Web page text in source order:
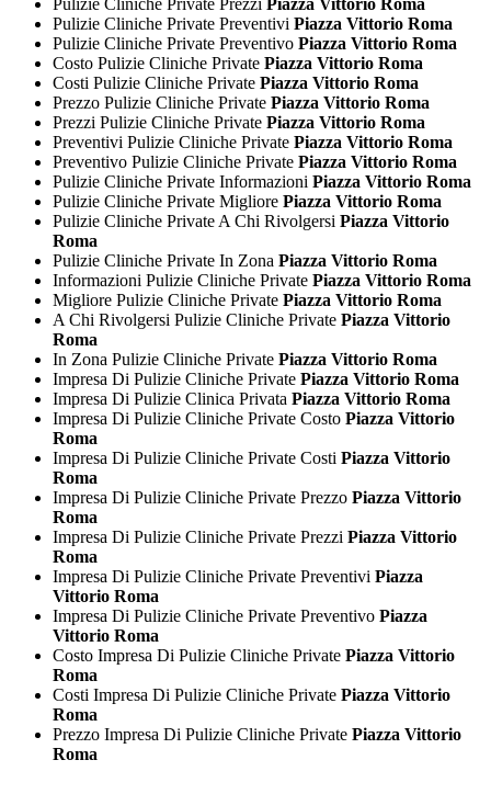
Pulizie Cliniche Private Prezzi Piazza Vittorio Roma
Pulizie Cliniche Private Preventivi Piazza Vittorio Roma
Pulizie Cliniche Private Preventivo Piazza Vittorio Roma
Costo Pulizie Cliniche Private Piazza Vittorio Roma
Costi Pulizie Cliniche Private Piazza Vittorio Roma
Prezzo Pulizie Cliniche Private Piazza Vittorio Roma
Prezzi Pulizie Cliniche Private Piazza Vittorio Roma
Preventivi Pulizie Cliniche Private Piazza Vittorio Roma
Preventivo Pulizie Cliniche Private Piazza Vittorio Roma
Pulizie Cliniche Private Informazioni Piazza Vittorio Roma
Pulizie Cliniche Private Migliore Piazza Vittorio Roma
Pulizie Cliniche Private A Chi Rivolgersi Piazza Vittorio
Roma
Pulizie Cliniche Private In Zona Piazza Vittorio Roma
Informazioni Pulizie Cliniche Private Piazza Vittorio Roma
Migliore Pulizie Cliniche Private Piazza Vittorio Roma
A Chi Rivolgersi Pulizie Cliniche Private Piazza Vittorio
Roma
In Zona Pulizie Cliniche Private Piazza Vittorio Roma
Impresa Di Pulizie Cliniche Private Piazza Vittorio Roma
Impresa Di Pulizie Clinica Privata Piazza Vittorio Roma
Impresa Di Pulizie Cliniche Private Costo Piazza Vittorio
Roma
Impresa Di Pulizie Cliniche Private Costi Piazza Vittorio
Roma
Impresa Di Pulizie Cliniche Private Prezzo Piazza Vittorio
Roma
Impresa Di Pulizie Cliniche Private Prezzi Piazza Vittorio
Roma
Impresa Di Pulizie Cliniche Private Preventivi Piazza
Vittorio Roma
Impresa Di Pulizie Cliniche Private Preventivo Piazza
Vittorio Roma
Costo Impresa Di Pulizie Cliniche Private Piazza Vittorio
Roma
Costi Impresa Di Pulizie Cliniche Private Piazza Vittorio
Roma
Prezzo Impresa Di Pulizie Cliniche Private Piazza Vittorio
Roma